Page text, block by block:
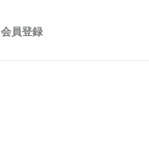
会員登録